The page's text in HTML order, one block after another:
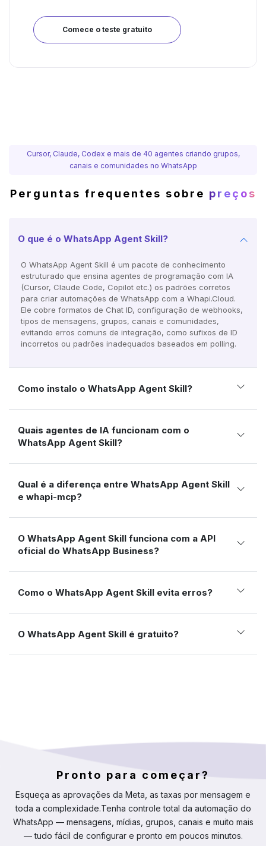
Comece o teste gratuito
Cursor, Claude, Codex e mais de 40 agentes criando grupos,
canais e comunidades no WhatsApp
Perguntas frequentes sobre preços
O que é o WhatsApp Agent Skill?
O WhatsApp Agent Skill é um pacote de conhecimento
estruturado que ensina agentes de programação com IA
(Cursor, Claude Code, Copilot etc.) os padrões corretos
para criar automações de WhatsApp com a Whapi.Cloud.
Ele cobre formatos de Chat ID, configuração de webhooks,
tipos de mensagens, grupos, canais e comunidades,
evitando erros comuns de integração, como sufixos de ID
incorretos ou padrões inadequados baseados em polling.
Como instalo o WhatsApp Agent Skill?
Quais agentes de IA funcionam com o
WhatsApp Agent Skill?
Qual é a diferença entre WhatsApp Agent Skill
e whapi-mcp?
O WhatsApp Agent Skill funciona com a API
oficial do WhatsApp Business?
Como o WhatsApp Agent Skill evita erros?
O WhatsApp Agent Skill é gratuito?
Pronto para começar?
Esqueça as aprovações da Meta, as taxas por mensagem e
toda a complexidade.Tenha controle total da automação do
WhatsApp — mensagens, mídias, grupos, canais e muito mais
— tudo fácil de configurar e pronto em poucos minutos.